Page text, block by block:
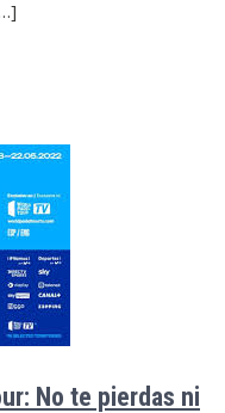
No te pierdas ni